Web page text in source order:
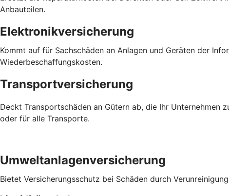
Anbauteilen.
Elektronikversicherung
Kommt auf für Sachschäden an Anlagen und Geräten der
Wiederbeschaffungskosten.
Transportversicherung
Deckt Transportschäden an Gütern ab, die Ihr Unternehmen
oder für alle Transporte.
Umweltanlagenversicherung
Bietet Versicherungsschutz bei Schäden durch